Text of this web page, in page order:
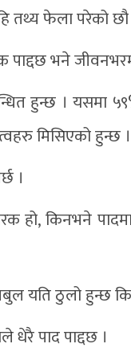
तथ्य फेला परेको छौ
भने
हुन्छ । यसमा
मिसिएको हुन्छ ।
।
हो, किनभने
यति ठुलो हुन्छ
धेरै पाद पाद्दछ ।